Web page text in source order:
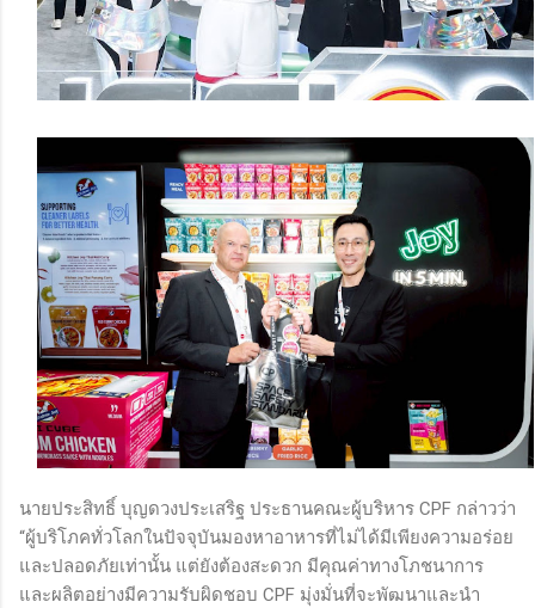
นายประสิทธิ์ บุญดวงประเสริฐ ประธานคณะผู้บริหาร CPF กล่าวว่า
“ผู้บริโภคทั่วโลกในปัจจุบันมองหาอาหารที่ไม่ได้มีเพียงความอร่อย
และปลอดภัยเท่านั้น แต่ยังต้องสะดวก มีคุณค่าทางโภชนาการ
และผลิตอย่างมีความรับผิดชอบ CPF มุ่งมั่นที่จะพัฒนาและนำ